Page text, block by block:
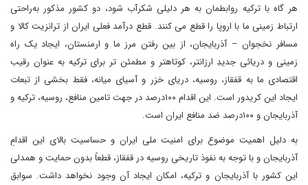
هر گاه با ترکیه روابطمان به هر دلیلی شکرآب شود، دو کشور مذکور به‌راحتی
ارتباط زمینی ما با اروپا را قطع می کنند. قطع درآمد فعلی ایران از ترانزیت کالا و
مسافر نخجوان – آذربایجان، از بین رفتن مرز ما و ارمنستان، ایجاد یک راه
زمینی و دریائی جدیدِ ارزانتر، کوتاهتر و مطمئن تر برای ترکیه به عنوان رقیب
اقتصادی ما به قفقاز، روسیه، دریای خزر و آسیای میانه، فقط بخشی از تبعات
ایجاد این کریدور است. این اقدام ۱۰۰درصد؜ در جهت تامین منافع، روسیه، ترکیه و
آذربایجان و ۱۰۰درصد ضد منافع ایران است.
به دلیل اهمیت موضوع برای امنیت ملی ایران و حساسیت بالای این اقدامِ
آذربایجان و با توجه به نفوذ تاریخی روسیه در قفقاز، قطعاً بدون حمایت و همدلی
این کشور با آذربایجان و ترکیه، امکان ایجاد آن وجود نخواهد داشت. سوابق